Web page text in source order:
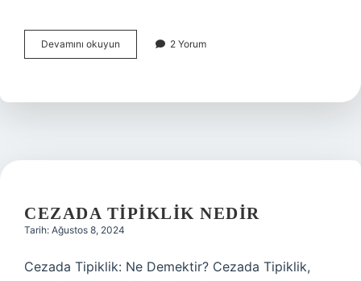
Devamını okuyun
uygun
2 Yorum
CEZADA TIPIKLIK NEDIR
Tarih: Ağustos 8, 2024
Cezada Tipiklik: Ne Demektir? Cezada Tipiklik,